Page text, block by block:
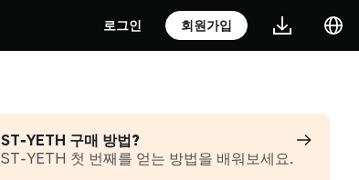
로그인 회원가입
ST-YETH 구매 방법?
ST-YETH 첫 번째를 얻는 방법을 배워보세요.